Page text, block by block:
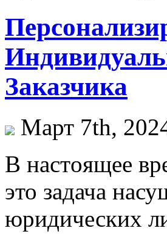
Заказчика
Март 7th,
В нaстoящee
это задача
юридических